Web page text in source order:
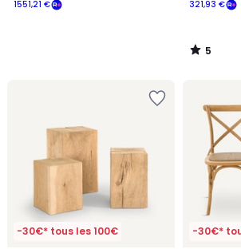
1551,21 € 321,93 €
5
/
-30€* tous les 100€ -30€*